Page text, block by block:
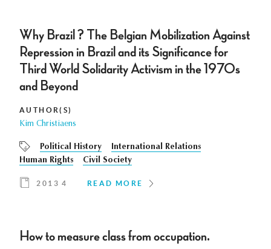
Why Brazil ? The Belgian Mobilization Against
Repression in Brazil and its Significance for
Third World Solidarity Activism in the 1970s
and Beyond
AUTHOR(S)
Kim Christiaens
Political History
International Relations
Human Rights
Civil Society
2013 4 READ MORE
How to measure class from occupation.